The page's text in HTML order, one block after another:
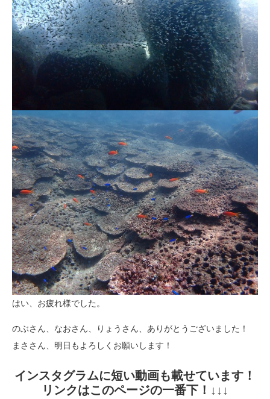
はい、お疲れ様でした。
のぶさん、なおさん、りょうさん、ありがとうございました！
まささん、明日もよろしくお願いします！
インスタグラムに短い動画も載せています！
リンクはこのページの一番下！↓↓↓